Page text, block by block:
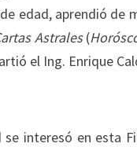
edad, aprendió
Astrales(
el Ing. Enrique
se interesó en esta